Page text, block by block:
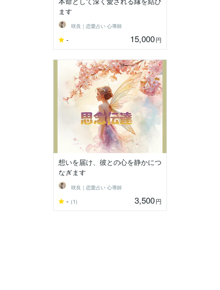
ます
咲良｜恋愛占い 心導師
- 15,000円
想いを届け、彼との心を静かにつ
なぎます
咲良｜恋愛占い 心導師
- (1) 3,500円